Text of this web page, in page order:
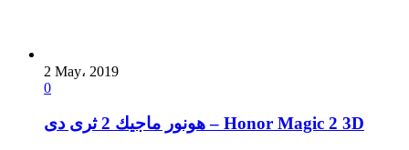
2 May، 2019
0
هونور ماجيك 2 ثرى دى – Honor Magic 2 3D